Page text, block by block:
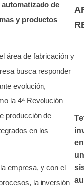
de
y productos
área de fabricación y
busca responder
evolución,
la 4ª Revolución
producción de
en los
empresa, y con el
la inversión
en
un